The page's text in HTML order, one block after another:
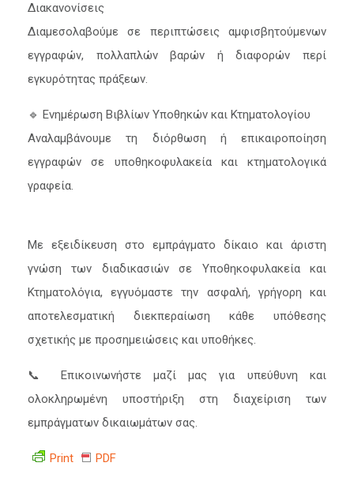
Διακανονίσεις
Διαμεσολαβούμε σε περιπτώσεις αμφισβητούμενων
εγγραφών, πολλαπλών βαρών ή διαφορών περί
εγκυρότητας πράξεων.
🔹 Ενημέρωση Βιβλίων Υποθηκών και Κτηματολογίου
Αναλαμβάνουμε τη διόρθωση ή επικαιροποίηση
εγγραφών σε υποθηκοφυλακεία και κτηματολογικά
γραφεία.
Με εξειδίκευση στο εμπράγματο δίκαιο και άριστη
γνώση των διαδικασιών σε Υποθηκοφυλακεία και
Κτηματολόγια, εγγυόμαστε την ασφαλή, γρήγορη και
αποτελεσματική διεκπεραίωση κάθε υπόθεσης
σχετικής με προσημειώσεις και υποθήκες.
📞 Επικοινωνήστε μαζί μας για υπεύθυνη και
ολοκληρωμένη υποστήριξη στη διαχείριση των
εμπράγματων δικαιωμάτων σας.
Print PDF